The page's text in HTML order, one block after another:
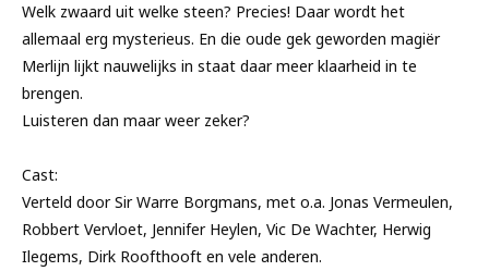
Welk zwaard uit welke steen? Precies! Daar wordt het
allemaal erg mysterieus. En die oude gek geworden magiër
Merlijn lijkt nauwelijks in staat daar meer klaarheid in te
brengen.
Luisteren dan maar weer zeker?
Cast:
Verteld door Sir Warre Borgmans, met o.a. Jonas Vermeulen,
Robbert Vervloet, Jennifer Heylen, Vic De Wachter, Herwig
Ilegems, Dirk Roofthooft en vele anderen.